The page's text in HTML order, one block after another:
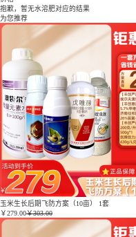
抱歉，暂无水溶肥对应的结果
为您推荐
玉米生长后期飞防方案（10亩） 1套
￥279.00￥303.00